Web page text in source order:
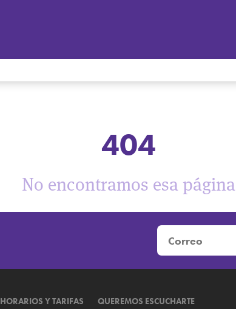
404
No encontramos esa página
HORARIOS Y TARIFAS QUEREMOS ESCUCHARTE